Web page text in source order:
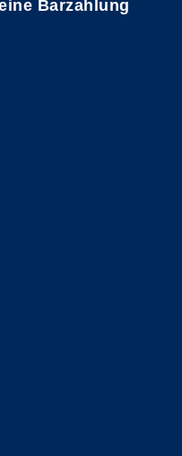
Barzahlung